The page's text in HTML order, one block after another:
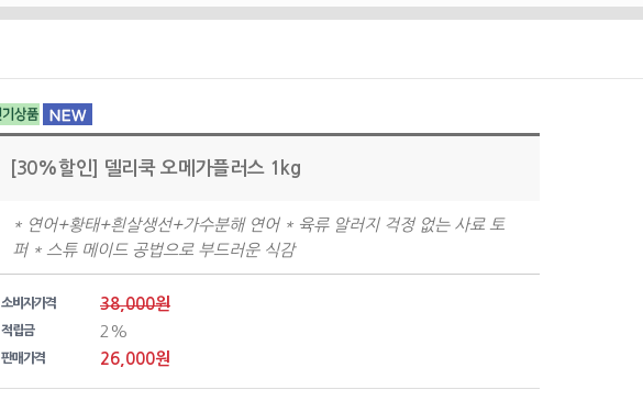
[30%할인] 델리쿡 오메가플러스 1kg
* 연어+황태+흰살생선+가수분해 연어 * 육류 알러지 걱정 없는 사료 토
퍼 * 스튜 메이드 공법으로 부드러운 식감
소비자가격 38,000원
적립금 2%
판매가격 26,000원